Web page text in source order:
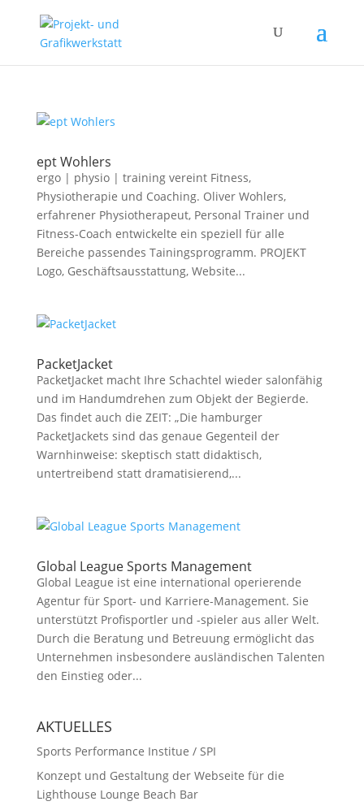
ept Wohlers
ergo | physio | training vereint Fitness,
Physiotherapie und Coaching. Oliver Wohlers,
erfahrener Physiotherapeut, Personal Trainer und
Fitness-Coach entwickelte ein speziell für alle
Bereiche passendes Tainingsprogramm. PROJEKT
Logo, Geschäftsausstattung, Website...
PacketJacket
PacketJacket macht Ihre Schachtel wieder salonfähig
und im Handumdrehen zum Objekt der Begierde.
Das findet auch die ZEIT: „Die hamburger
PacketJackets sind das genaue Gegenteil der
Warnhinweise: skeptisch statt didaktisch,
untertreibend statt dramatisierend,...
Global League Sports Management
Global League ist eine international operierende
Agentur für Sport- und Karriere-Management. Sie
unterstützt Profisportler und -spieler aus aller Welt.
Durch die Beratung und Betreuung ermöglicht das
Unternehmen insbesondere ausländischen Talenten
den Einstieg oder...
AKTUELLES
Sports Performance Institue / SPI
Konzept und Gestaltung der Webseite für die
Lighthouse Lounge Beach Bar